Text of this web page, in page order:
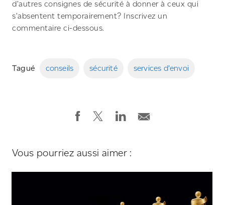
d’autres consignes de sécurité à donner à ceux qui
s’absentent temporairement? Inscrivez un
commentaire ci-dessous.
Tagué conseils sécurité services d'envoi
Vous pourriez aussi aimer :